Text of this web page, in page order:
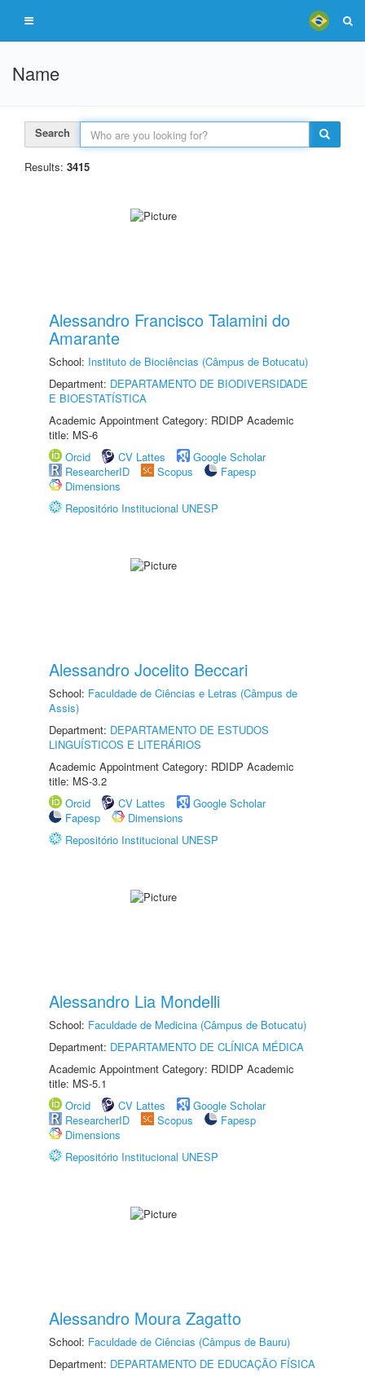
Name
Search
Results: 3415
Alessandro Francisco Talamini do
Amarante
School: Instituto de Biociências (Câmpus de Botucatu)
Department: DEPARTAMENTO DE BIODIVERSIDADE
E BIOESTATÍSTICA
Academic Appointment Category: RDIDP Academic
title: MS-6
Orcid
CV Lattes
Google Scholar
ResearcherID
Scopus
Fapesp
Dimensions
Repositório Institucional UNESP
Alessandro Jocelito Beccari
School: Faculdade de Ciências e Letras (Câmpus de
Assis)
Department: DEPARTAMENTO DE ESTUDOS
LINGUÍSTICOS E LITERÁRIOS
Academic Appointment Category: RDIDP Academic
title: MS-3.2
Orcid
CV Lattes
Google Scholar
Fapesp
Dimensions
Repositório Institucional UNESP
Alessandro Lia Mondelli
School: Faculdade de Medicina (Câmpus de Botucatu)
Department: DEPARTAMENTO DE CLÍNICA MÉDICA
Academic Appointment Category: RDIDP Academic
title: MS-5.1
Orcid
CV Lattes
Google Scholar
ResearcherID
Scopus
Fapesp
Dimensions
Repositório Institucional UNESP
Alessandro Moura Zagatto
School: Faculdade de Ciências (Câmpus de Bauru)
Department: DEPARTAMENTO DE EDUCAÇÃO FÍSICA